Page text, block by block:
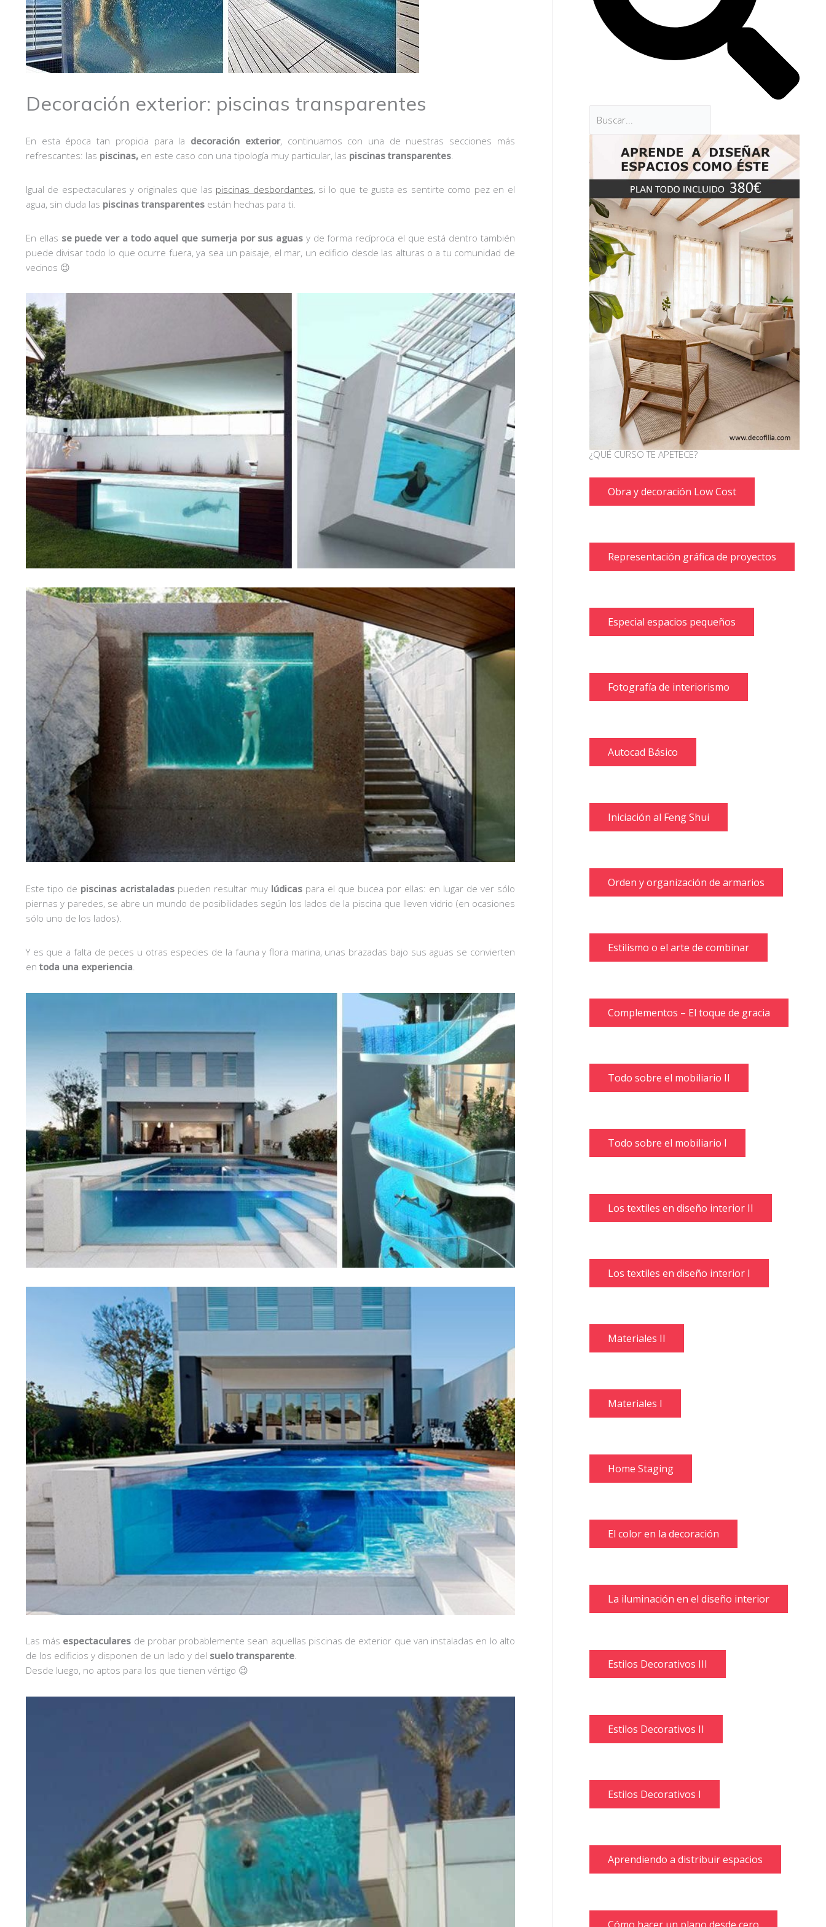
Decoración exterior: piscinas transparentes
En esta época tan propicia para la decoración exterior, continuamos con una de nuestras secciones más
refrescantes: las piscinas, en este caso con una tipología muy particular, las piscinas transparentes.
Igual de espectaculares y originales que las piscinas desbordantes, si lo que te gusta es sentirte como pez en el
agua, sin duda las piscinas transparentes están hechas para ti.
En ellas se puede ver a todo aquel que sumerja por sus aguas y de forma recíproca el que está dentro también
puede divisar todo lo que ocurre fuera, ya sea un paisaje, el mar, un edificio desde las alturas o a tu comunidad de
vecinos 😉
Este tipo de piscinas acristaladaspueden resultar muy lúdicaspara el que bucea por ellas: en lugar de ver sólo
piernas y paredes, se abre un mundo de posibilidades según los lados de la piscina que lleven vidrio (en ocasiones
sólo uno de los lados).
Y es que a falta de peces u otras especies de la fauna y flora marina, unas brazadas bajo sus aguas se convierten
en toda una experiencia
Las más espectaculares de probar probablemente sean aquellas piscinas de exterior que van instaladas en lo alto
de los edificios y disponen de un lado y del suelo transparente.
Desde luego, no aptos para los que tienen vértigo 😉
¿QUÉ CURSO TE APETECE?
Obra y decoración Low Cost
Representación gráfica de proyectos
Especial espacios pequeños
Fotografía de interiorismo
Autocad Básico
Iniciación al Feng Shui
Orden y organización de armarios
Estilismo o el arte de combinar
Complementos – El toque de gracia
Todo sobre el mobiliario II
Todo sobre el mobiliario I
Los textiles en diseño interior II
Los textiles en diseño interior I
Materiales II
Materiales I
Home Staging
El color en la decoración
La iluminación en el diseño interior
Estilos Decorativos III
Estilos Decorativos II
Estilos Decorativos I
Aprendiendo a distribuir espacios